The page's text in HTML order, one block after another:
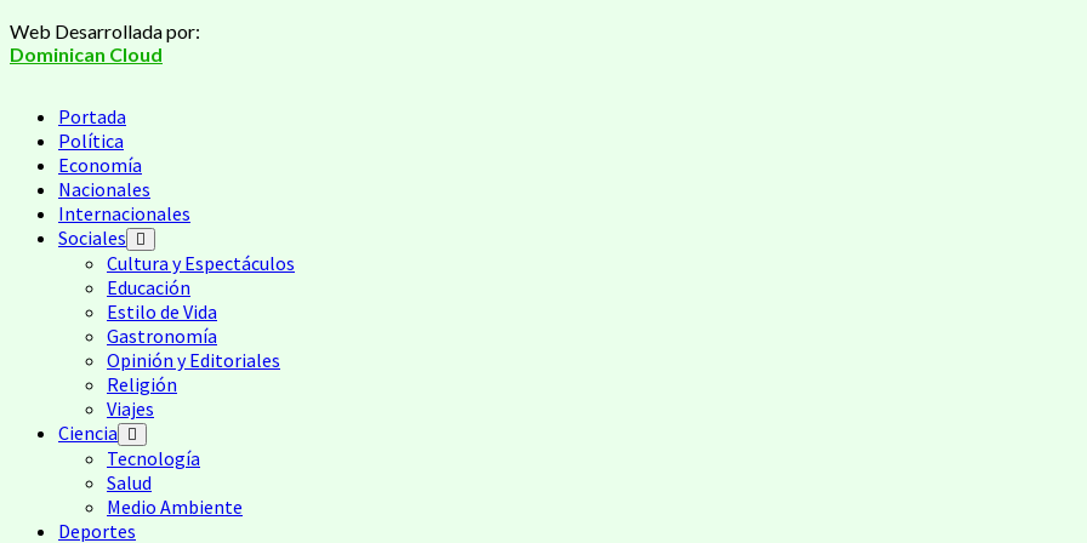
Saltar
al
Web Desarrollada por:
Dominican Cloud
Menú
principal
Portada
Política
Economía
Nacionales
Internacionales
Sociales
Cultura y Espectáculos
Educación
Estilo de Vida
Gastronomía
Opinión y Editoriales
Religión
Viajes
Ciencia
Tecnología
Salud
Medio Ambiente
Deportes